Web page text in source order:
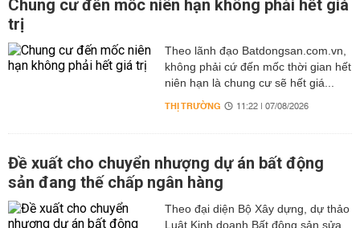
Chung cư đến mốc niên hạn không phải hết giá
trị
Theo lãnh đạo Batdongsan.com.vn,
không phải cứ đến mốc thời gian hết
niên hạn là chung cư sẽ hết giá...
THỊ TRƯỜNG 11:22 | 07/08/2026
Đề xuất cho chuyển nhượng dự án bất động
sản đang thế chấp ngân hàng
Theo đại diện Bộ Xây dựng, dự thảo
Luật Kinh doanh Bất động sản sửa